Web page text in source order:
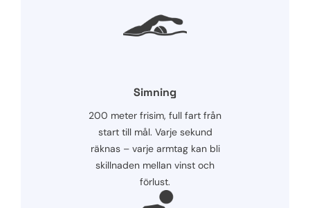
Simning
200 meter frisim, full fart från
start till mål. Varje sekund
räknas – varje armtag kan bli
skillnaden mellan vinst och
förlust.